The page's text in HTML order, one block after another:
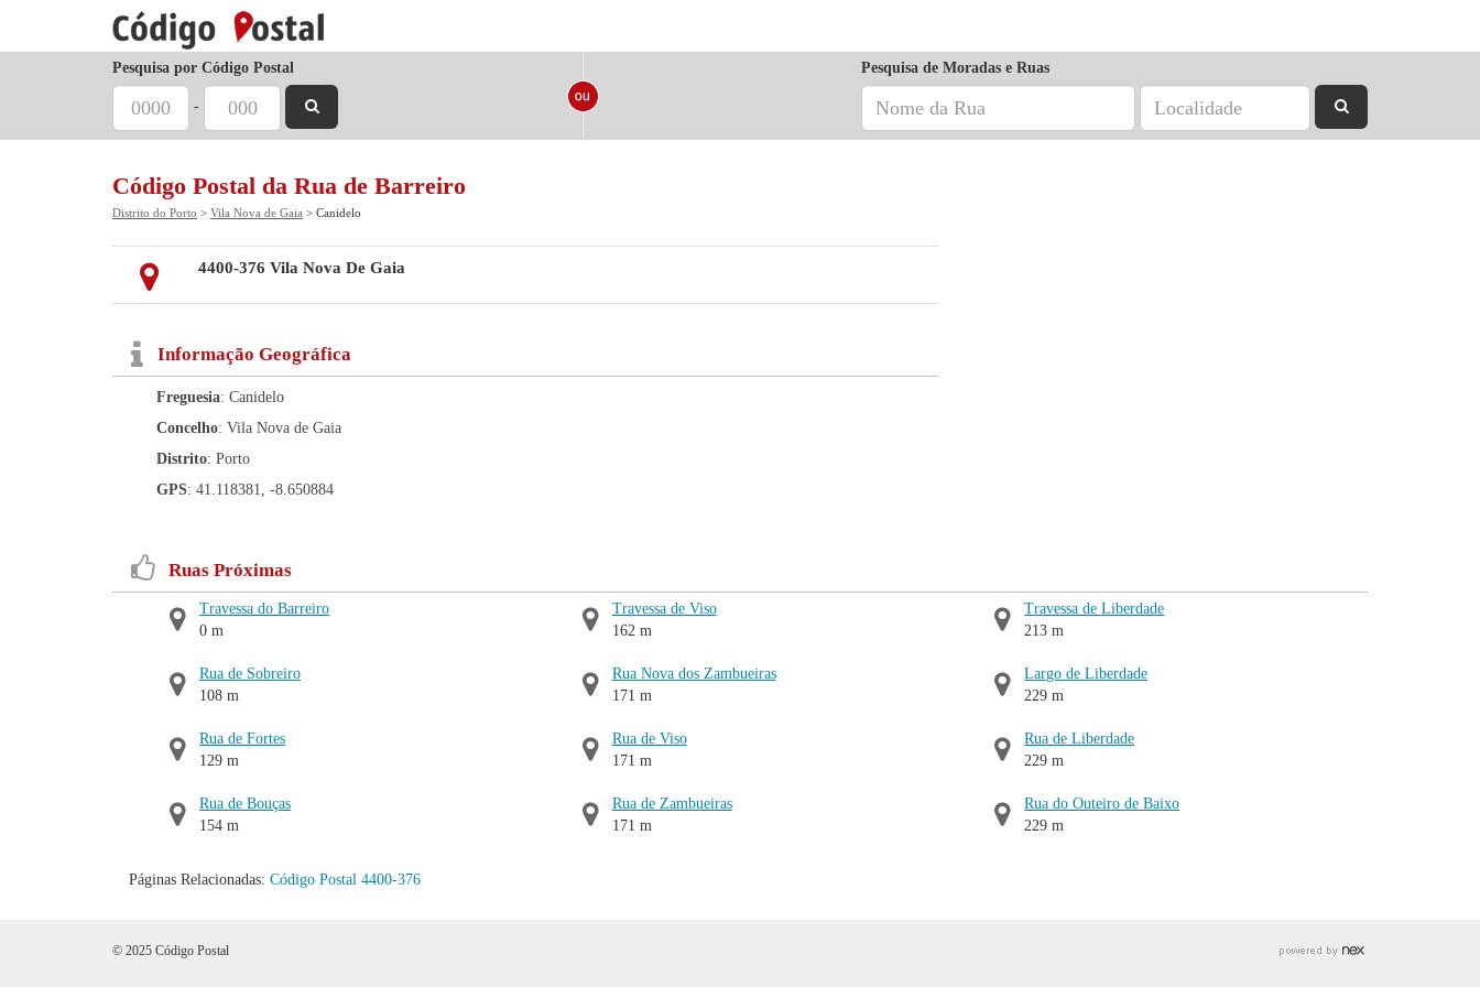
Pesquisa por Código Postal
-
Pesquisa de Moradas e Ruas
Código Postal da Rua de Barreiro
Distrito do Porto > Vila Nova de Gaia > Canidelo
4400-376 Vila Nova De Gaia
Informação Geográfica
Freguesia: Canidelo
Concelho: Vila Nova de Gaia
Distrito: Porto
GPS: 41.118381, -8.650884
Ruas Próximas
Travessa do Barreiro
0 m
Rua de Sobreiro
108 m
Rua de Fortes
129 m
Rua de Bouças
154 m
Travessa de Viso
162 m
Rua Nova dos Zambueiras
171 m
Rua de Viso
171 m
Rua de Zambueiras
171 m
Travessa de Liberdade
213 m
Largo de Liberdade
229 m
Rua de Liberdade
229 m
Rua do Outeiro de Baixo
229 m
Páginas Relacionadas: Código Postal 4400-376
© 2025 Código Postal